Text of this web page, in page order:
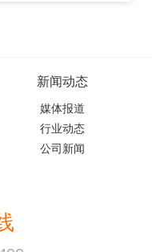
新闻动态
媒体报道
行业动态
公司新闻